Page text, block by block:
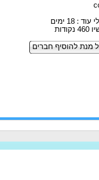
: 18 ימים
מנת להוסיף חברים